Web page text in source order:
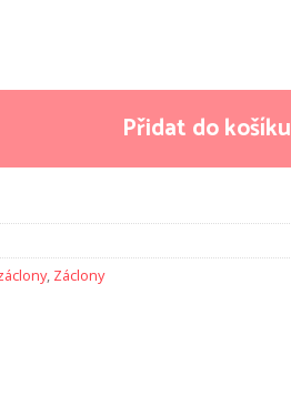
13 množství
Přidat do košíku
, Záclony